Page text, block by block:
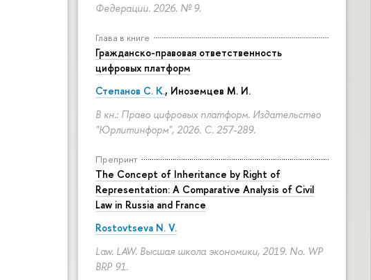
Федерации. 2026. № 9.
Глава в книге
Гражданско-правовая ответственность
цифровых платформ
Степанов С. К., Иноземцев М. И.
В кн.: Право цифровых платформ. Издательство
"Юрлитинформ", 2026. С. 257-289.
Препринт
The Concept of Inheritance by Right of
Representation: A Comparative Analysis of Civil
Law in Russia and France
Rostovtseva N. V.
Law. LAW. Высшая школа экономики, 2019. No. WP
BRP 91.